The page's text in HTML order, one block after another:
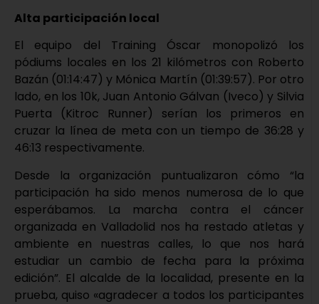
Alta participación local
El equipo del Training Óscar monopolizó los
pódiums locales en los 21 kilómetros con Roberto
Bazán (01:14:47) y Mónica Martín (01:39:57). Por otro
lado, en los 10k, Juan Antonio Gálvan (Iveco) y Silvia
Puerta (Kitroc Runner) serían los primeros en
cruzar la línea de meta con un tiempo de 36:28 y
46:13 respectivamente.
Desde la organización puntualizaron cómo “la
participación ha sido menos numerosa de lo que
esperábamos. La marcha contra el cáncer
organizada en Valladolid nos ha restado atletas y
ambiente en nuestras calles, lo que nos hará
estudiar un cambio de fecha para la próxima
edición”. El alcalde de la localidad, presente en la
prueba, quiso «agradecer a todos los participantes